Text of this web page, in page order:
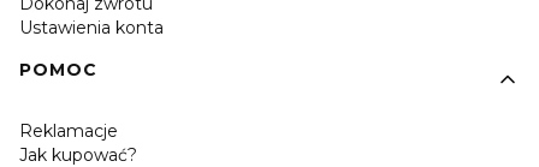
Ustawienia konta
POMOC
Reklamacje
Jak kupować?